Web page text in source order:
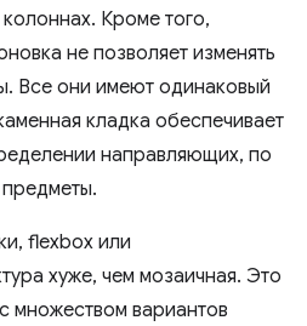
Кроме того,
не позволяет изменять
Все они имеют одинаковый
кладка обеспечивает
направляющих, по
flexbox или
хуже, чем мозаичная. Это
множеством вариантов